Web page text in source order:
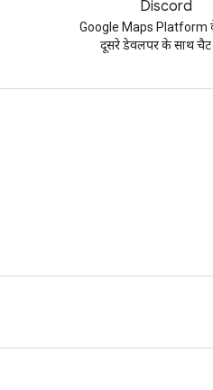
Discord
Google Maps Platform
दूसरे डेवलपर के साथ चैट